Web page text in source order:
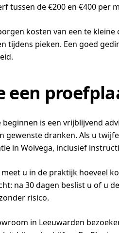
tussen de €200 en €400 per
kosten van een te
tijdens pieken. Een goed
een
beginnen is een vrijblijvend
gewenste dranken. Als u
in Wolvega, inclusief
u in de praktijk hoeveel
na 30 dagen beslist u of u
risico.
in Leeuwarden